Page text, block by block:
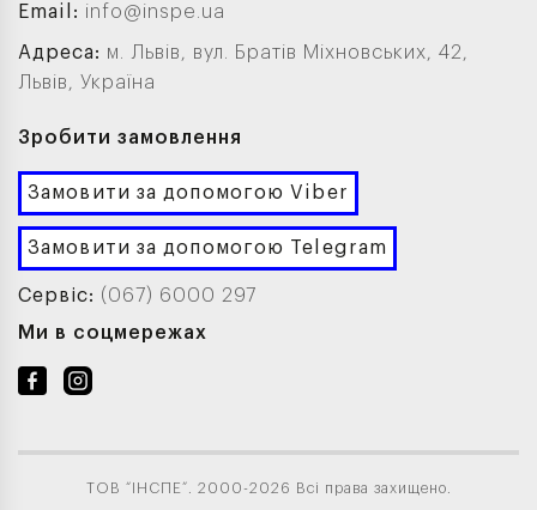
Email: info@inspe.ua
Адреса: м. Львів, вул. Братів Міхновських, 42,
Львів, Україна
Зробити замовлення
Замовити за допомогою Viber
Замовити за допомогою Telegram
Сервіс: (067) 6000 297
Ми в соцмережах
ТОВ “ІНСПЕ”. 2000-2026 Всі права захищено.